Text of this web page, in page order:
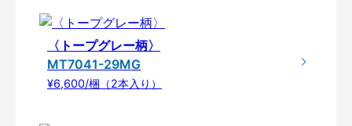
〈トープグレー柄〉
MT7041-29MG
¥6,600/梱（2本入り）